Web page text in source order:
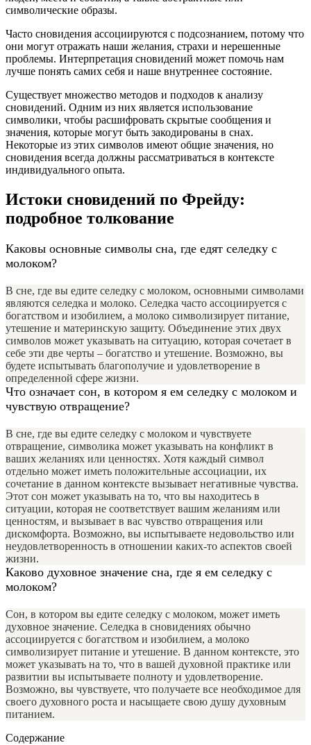
символические образы.
Часто сновидения ассоциируются с подсознанием, потому что
они могут отражать наши желания, страхи и нерешенные
проблемы. Интерпретация сновидений может помочь нам
лучше понять самих себя и наше внутреннее состояние.
Существует множество методов и подходов к анализу
сновидений. Одним из них является использование
символики, чтобы расшифровать скрытые сообщения и
значения, которые могут быть закодированы в снах.
Некоторые из этих символов имеют общие значения, но
сновидения всегда должны рассматриваться в контексте
индивидуального опыта.
Истоки сновидений по Фрейду:
подробное толкование
Каковы основные символы сна, где едят селедку с
молоком?
В сне, где вы едите селедку с молоком, основными символами
являются селедка и молоко. Селедка часто ассоциируется с
богатством и изобилием, а молоко символизирует питание,
утешение и материнскую защиту. Объединение этих двух
символов может указывать на ситуацию, которая сочетает в
себе эти две черты – богатство и утешение. Возможно, вы
будете испытывать благополучие и удовлетворение в
определенной сфере жизни.
Что означает сон, в котором я ем селедку с молоком и
чувствую отвращение?
В сне, где вы едите селедку с молоком и чувствуете
отвращение, символика может указывать на конфликт в
ваших желаниях или ценностях. Хотя каждый символ
отдельно может иметь положительные ассоциации, их
сочетание в данном контексте вызывает негативные чувства.
Этот сон может указывать на то, что вы находитесь в
ситуации, которая не соответствует вашим желаниям или
ценностям, и вызывает в вас чувство отвращения или
дискомфорта. Возможно, вы испытываете недовольство или
неудовлетворенность в отношении каких-то аспектов своей
жизни.
Каково духовное значение сна, где я ем селедку с
молоком?
Сон, в котором вы едите селедку с молоком, может иметь
духовное значение. Селедка в сновидениях обычно
ассоциируется с богатством и изобилием, а молоко
символизирует питание и утешение. В данном контексте, это
может указывать на то, что в вашей духовной практике или
развитии вы испытываете полноту и удовлетворение.
Возможно, вы чувствуете, что получаете все необходимое для
своего духовного роста и насыщаете свою душу духовным
питанием.
Содержание